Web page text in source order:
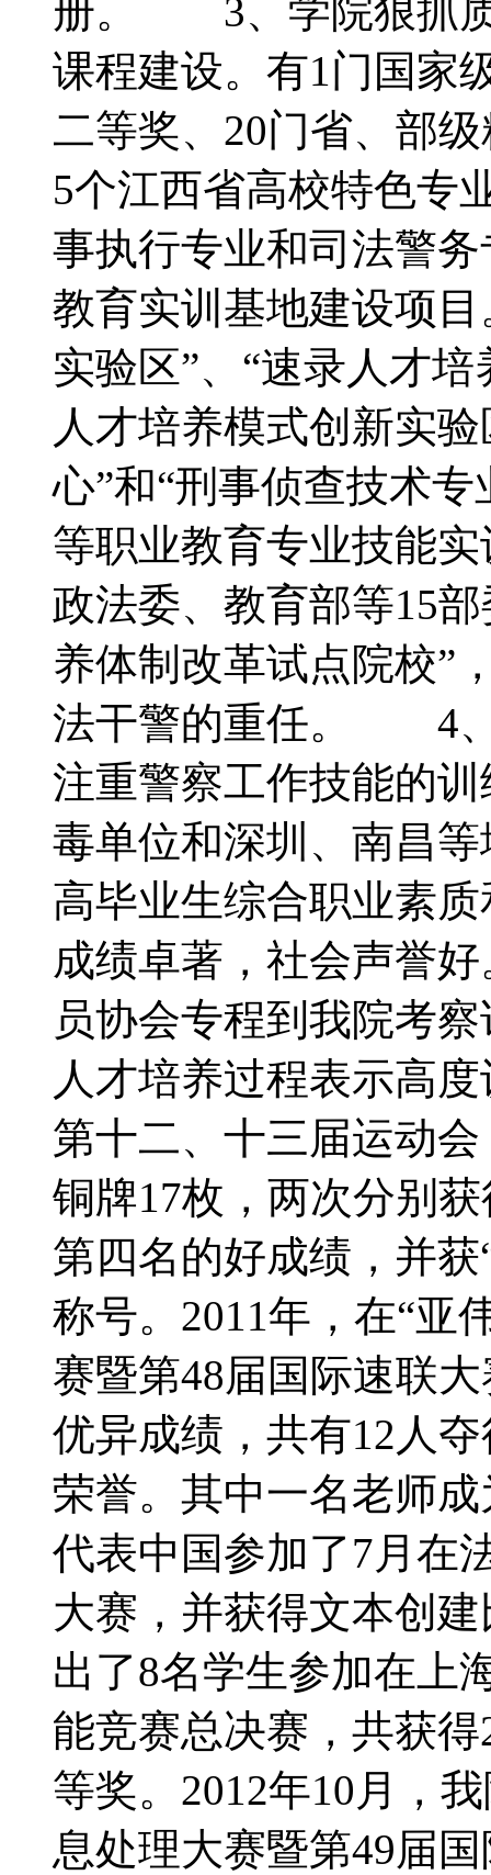
册。 3、学院狠抓质
课程建设。有1门国家
二等奖、20门省、部
5个江西省高校特色专
事执行专业和司法警
教育实训基地建设项
实验区”、“速录人才
人才培养模式创新实
心”和“刑事侦查技术
等职业教育专业技能
政法委、教育部等15
养体制改革试点院校”
法干警的重任。 4、
注重警察工作技能的
毒单位和深圳、南昌
高毕业生综合职业素
成绩卓著，社会声誉
员协会专程到我院考
人才培养过程表示高
第十二、十三届运动
铜牌17枚，两次分别
第四名的好成绩，并
称号。2011年，在“亚
赛暨第48届国际速联
优异成绩，共有12人
荣誉。其中一名老师
代表中国参加了7月在
大赛，并获得文本创
出了8名学生参加在上
能竞赛总决赛，共获
等奖。2012年10月，
息处理大赛暨第49届